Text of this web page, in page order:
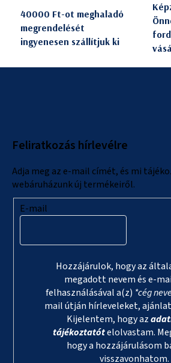
40000 Ft-ot meghaladó
megrendelését
ingyenesen szállítjuk ki
Feliratkozás hírlevélre
Adja meg az e-mail címét, és mi
webáruházunk új termékeiről.
E-mail
Hozzájárulok, hogy az
megadott nevem és e-
felhasználásával a(z) *cég
mail útján hírleveleket,
Kijelentem, hogy az
tájékoztatótelolvastam.
hogy a hozzájárulásom
visszavonhatom.